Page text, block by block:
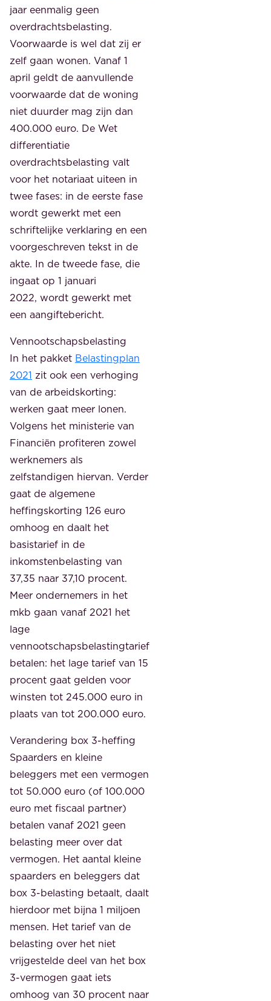
jaar eenmalig geen
overdrachtsbelasting.
Voorwaarde is wel dat zij er
zelf gaan wonen. Vanaf 1
april geldt de aanvullende
voorwaarde dat de woning
niet duurder mag zijn dan
400.000 euro. De Wet
differentiatie
overdrachtsbelasting valt
voor het notariaat uiteen in
twee fases: in de eerste fase
wordt gewerkt met een
schriftelijke verklaring en een
voorgeschreven tekst in de
akte. In de tweede fase, die
ingaat op 1 januari
2022, wordt gewerkt met
een aangiftebericht.
Vennootschapsbelasting
In het pakket Belastingplan
2021 zit ook een verhoging
van de arbeidskorting:
werken gaat meer lonen.
Volgens het ministerie van
Financiën profiteren zowel
werknemers als
zelfstandigen hiervan. Verder
gaat de algemene
heffingskorting 126 euro
omhoog en daalt het
basistarief in de
inkomstenbelasting van
37,35 naar 37,10 procent.
Meer ondernemers in het
mkb gaan vanaf 2021 het
lage
vennootschapsbelastingtarief
betalen: het lage tarief van 15
procent gaat gelden voor
winsten tot 245.000 euro in
plaats van tot 200.000 euro.
Verandering box 3-heffing
Spaarders en kleine
beleggers met een vermogen
tot 50.000 euro (of 100.000
euro met fiscaal partner)
betalen vanaf 2021 geen
belasting meer over dat
vermogen. Het aantal kleine
spaarders en beleggers dat
box 3-belasting betaalt, daalt
hierdoor met bijna 1 miljoen
mensen. Het tarief van de
belasting over het niet
vrijgestelde deel van het box
3-vermogen gaat iets
omhoog van 30 procent naar